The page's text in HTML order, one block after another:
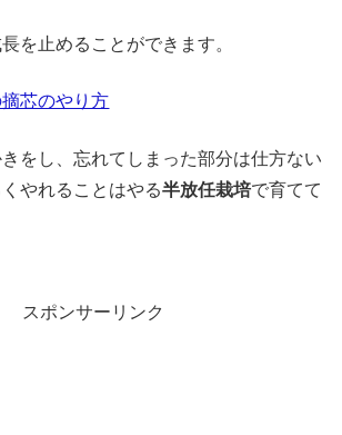
を止めることができます。
芯のやり方
をし、忘れてしまった部分は仕方ない
やれることはやる半放任栽培で育てて
スポンサーリンク